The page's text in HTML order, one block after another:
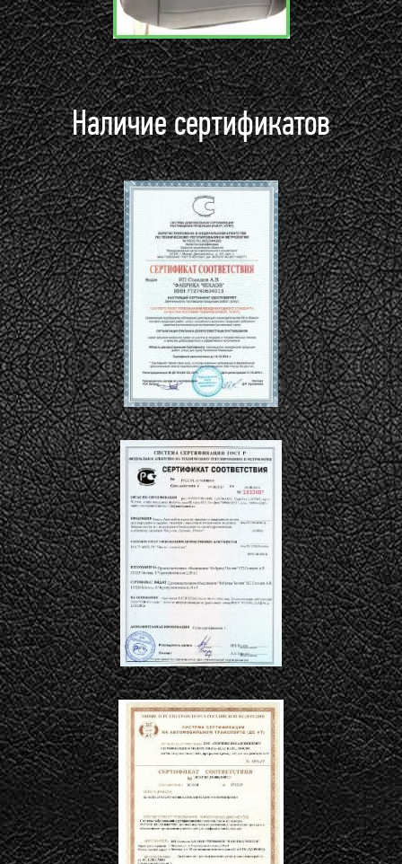
Наличие сертификатов